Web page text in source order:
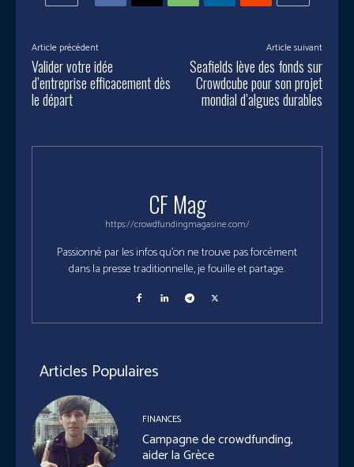
Article précédent
Valider votre idée
d’entreprise efficacement dès
le départ
Article suivant
Seafields lève des fonds sur
Crowdcube pour son projet
mondial d’algues durables
CF Mag
https://crowdfundingmagasine.com/
Passionné par les infos qu'on ne trouve pas forcément
dans la presse traditionnelle, je fouille et partage.
Articles Populaires
FINANCES
Campagne de crowdfunding,
aider la Grèce